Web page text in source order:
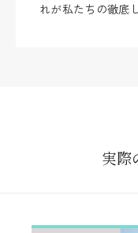
れが私たちの徹底
実際